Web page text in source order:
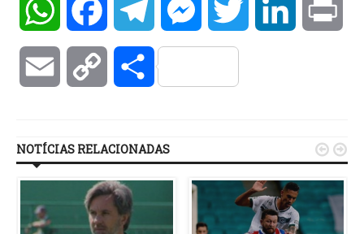
WhatsAppFacebookTelegramMessengerTwitter LinkedIn
Email Copy Compartilhar
NOTÍCIAS RELACIONADAS  